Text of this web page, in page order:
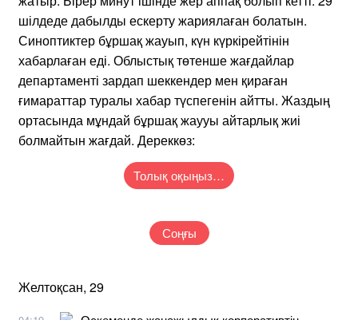
шілдеде дабылды ескерту жариялаған болатын.
Синоптиктер бұршақ жауып, күн күркірейтінін
хабарлаған еді. Облыстық төтенше жағдайлар
департаменті зардап шеккендер мен қираған
ғимараттар туралы хабар түспегенін айтты. Жаздың
ортасында мұндай бұршақ жаууы айтарлық жиі
болмайтын жағдай. Дереккөз:
Толық оқыңыз…
Соңғы
Желтоқсан, 29